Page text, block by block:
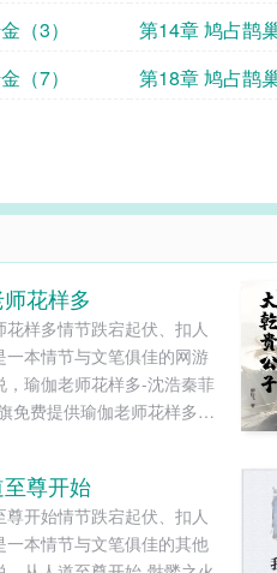
（3）
第14章 鸠占鹊
（7）
第18章 鸠占鹊
花样多
花样多情节跌宕起伏、扣人
一本情节与文笔俱佳的网游
，瑜伽老师花样多-沈浩秦菲
免费提供瑜伽老师花样多最
尊开始
尊开始情节跌宕起伏、扣人
一本情节与文笔俱佳的其他